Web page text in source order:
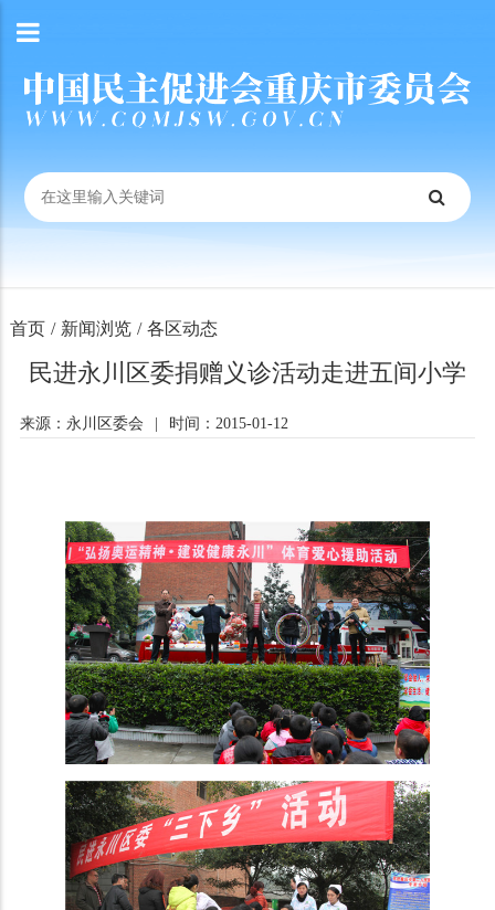
首页 / 新闻浏览 / 各区动态
民进永川区委捐赠义诊活动走进五间小学
来源：永川区委会 时间：2015-01-12